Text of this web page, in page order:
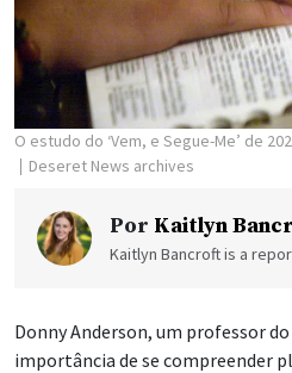
O estudo do ‘Vem, e Segue-Me’ de
Deseret News archives
Por Kaitlyn
Kaitlyn Bancroft is a
Donny Anderson, um professor
importância de se compreender